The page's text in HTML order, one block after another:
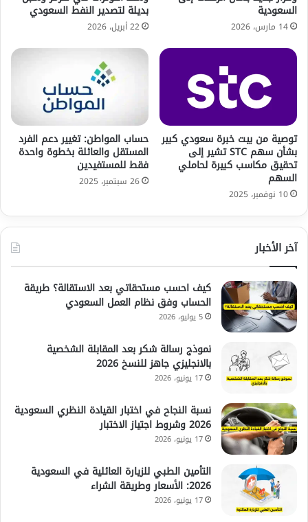
السعودية
14 مارس، 2026
بديلة لتصدير النفط السعودي
22 أبريل، 2026
توصية من بيت خبرة سعودي كبير
بشأن سهم STC تشير إلى
تحقيق مكاسب كبيرة لحاملي
السهم
10 نوفمبر، 2025
حساب المواطن: تغيير دعم الفرد
المستقل والعائلة بخطوة واحدة
فقط للمستفيدين
26 سبتمبر، 2025
آخر الأخبار
كيف احسب مستحقاتي بعد الاستقالة؟ طريقة
الحساب وفق نظام العمل السعودي
5 يوليو، 2026
نموذج رسالة شكر بعد المقابلة الشخصية
بالانجليزي جاهز للنسخ 2026
17 يونيو، 2026
نسبة النجاح في اختبار القيادة النظري السعودية
2026 وشروط اجتياز الاختبار
17 يونيو، 2026
التأمين الطبي للزيارة العائلية في السعودية
2026: الأسعار وطريقة الشراء
17 يونيو، 2026